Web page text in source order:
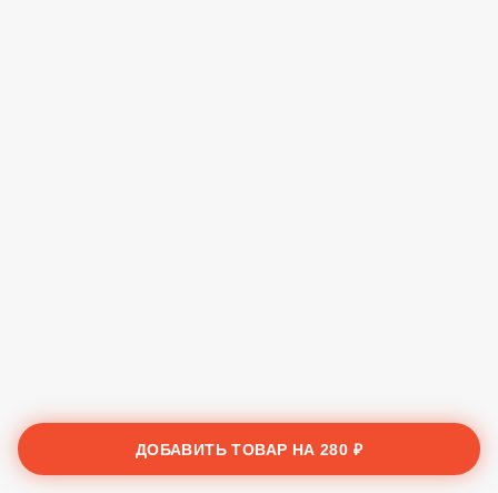
ДОБАВИТЬ ТОВАР НА280 ₽